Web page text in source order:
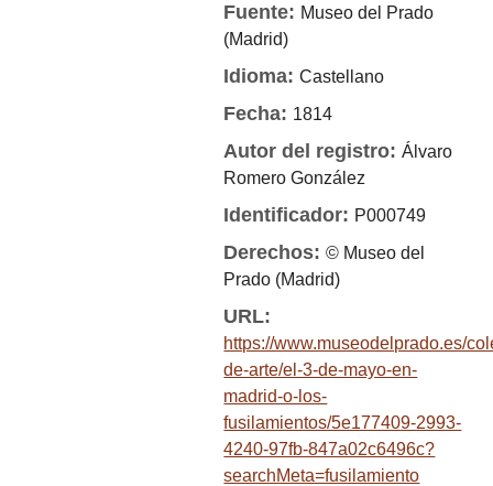
Fuente: Museo del Prado
(Madrid)
Idioma:Castellano
Fecha: 1814
Autor del registro:Álvaro
Romero González
Identificador: P000749
Derechos:© Museo del
Prado (Madrid)
URL:
https://www.museodelprado.es/
de-arte/el-3-de-mayo-en-
madrid-o-los-
fusilamientos/5e177409-2993-
4240-97fb-847a02c6496c?
searchMeta=fusilamiento